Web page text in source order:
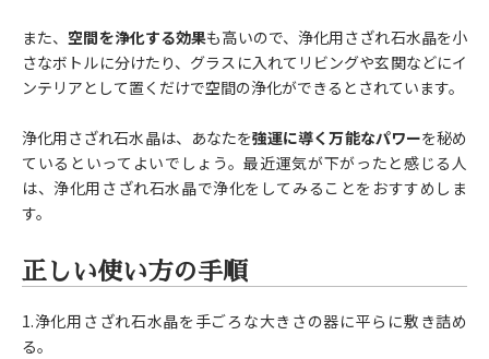
また、空間を浄化する効果も高いので、浄化用さざれ石水晶を小
さなボトルに分けたり、グラスに入れてリビングや玄関などにイ
ンテリアとして置くだけで空間の浄化ができるとされています。
浄化用さざれ石水晶は、あなたを強運に導く万能なパワーを秘め
ているといってよいでしょう。最近運気が下がったと感じる人
は、浄化用さざれ石水晶で浄化をしてみることをおすすめしま
す。
正しい使い方の手順
1.浄化用さざれ石水晶を手ごろな大きさの器に平らに敷き詰め
る。